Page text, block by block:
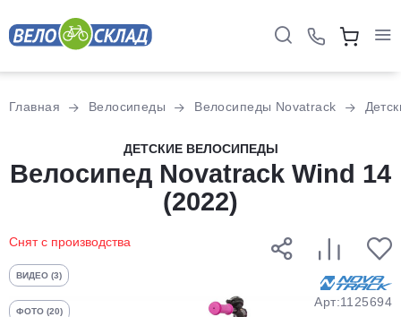
Главная Велосипеды Велосипеды Novatrack
ДЕТСКИЕ ВЕЛОСИПЕДЫ
Велосипед Novatrack Wind 14
(2022)
Снят с производства
ВИДЕО (3)
ФОТО (20)
Арт:1125694
Разбейте
оплатуна части
без переплат
График платежей